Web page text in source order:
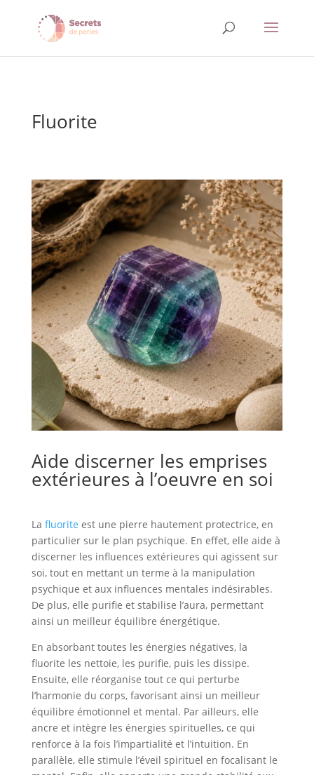
Fluorite
Aide discerner les emprises
extérieures à l’oeuvre en soi
La fluorite est une pierre hautement protectrice, en
particulier sur le plan psychique. En effet, elle aide à
discerner les influences extérieures qui agissent sur
soi, tout en mettant un terme à la manipulation
psychique et aux influences mentales indésirables.
De plus, elle purifie et stabilise l’aura, permettant
ainsi un meilleur équilibre énergétique.
En absorbant toutes les énergies négatives, la
fluorite les nettoie, les purifie, puis les dissipe.
Ensuite, elle réorganise tout ce qui perturbe
l’harmonie du corps, favorisant ainsi un meilleur
équilibre émotionnel et mental. Par ailleurs, elle
ancre et intègre les énergies spirituelles, ce qui
renforce à la fois l’impartialité et l’intuition. En
parallèle, elle stimule l’éveil spirituel en focalisant le